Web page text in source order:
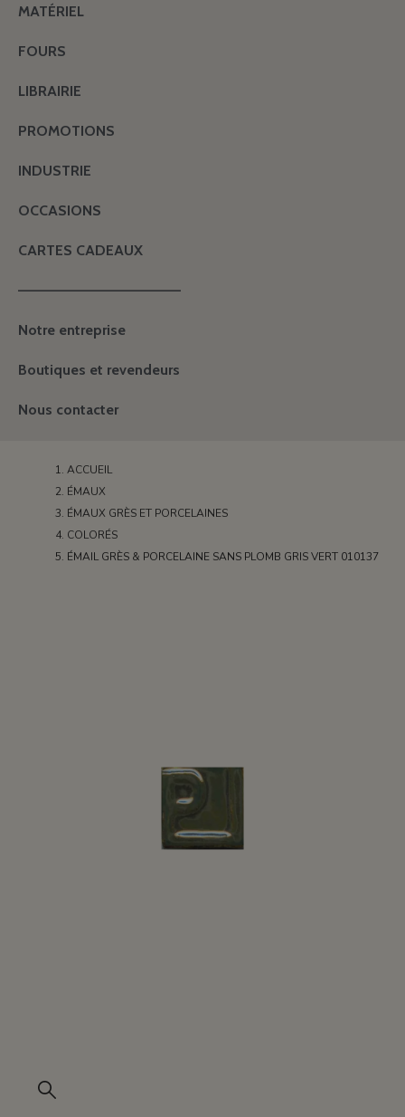
MATÉRIEL
FOURS
LIBRAIRIE
PROMOTIONS
INDUSTRIE
OCCASIONS
CARTES CADEAUX
———————————————
Notre entreprise
Boutiques et revendeurs
Nous contacter
ACCUEIL
ÉMAUX
ÉMAUX GRÈS ET PORCELAINES
COLORÉS
ÉMAIL GRÈS & PORCELAINE SANS PLOMB GRIS VERT 010137